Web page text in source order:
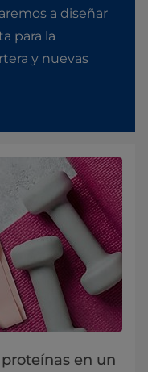
a diseñar
para la
y nuevas
en un